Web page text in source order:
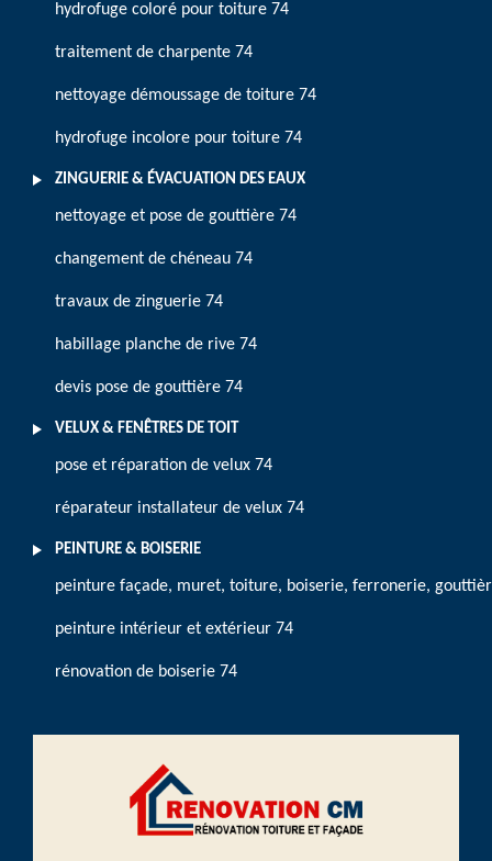
hydrofuge coloré pour toiture 74
traitement de charpente 74
nettoyage démoussage de toiture 74
hydrofuge incolore pour toiture 74
ZINGUERIE & ÉVACUATION DES EAUX
nettoyage et pose de gouttière 74
changement de chéneau 74
travaux de zinguerie 74
habillage planche de rive 74
devis pose de gouttière 74
VELUX & FENÊTRES DE TOIT
pose et réparation de velux 74
réparateur installateur de velux 74
PEINTURE & BOISERIE
peinture façade, muret, toiture, boiserie, ferronerie,
peinture intérieur et extérieur 74
rénovation de boiserie 74